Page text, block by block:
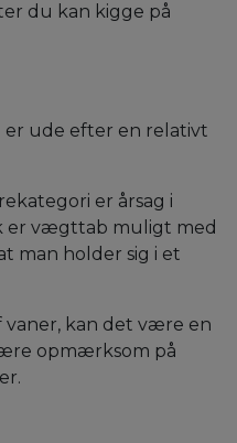
du kan kigge på
er ude efter en relativt
er årsag i
er vægttab muligt med
man holder sig i et
kan det være en
opmærksom på